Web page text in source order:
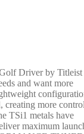
Driver by Titleist
and want more
creating more
TSi1 metals have
maximum